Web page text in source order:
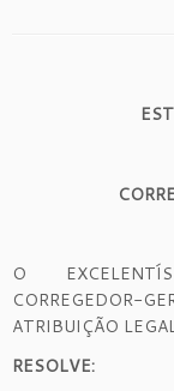
O
ATRIBUIÇÃO
RESOLVE: